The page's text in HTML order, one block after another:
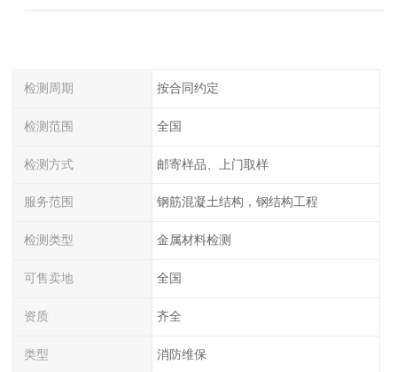
检测周期 按合同约定
检测范围 全国
检测方式 邮寄样品、上门取样
服务范围 钢筋混凝土结构，钢结构工程
检测类型 金属材料检测
可售卖地 全国
资质 齐全
类型 消防维保